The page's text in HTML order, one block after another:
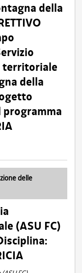
della
territoriale
della
programma
delle
(ASU FC)